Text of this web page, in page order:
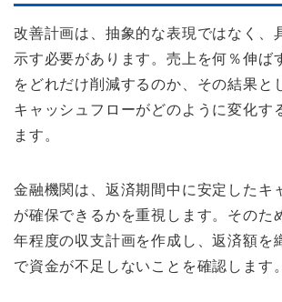
改善計画は、抽象的な表現ではなく、
示す必要があります。売上を何％伸ば
をどれだけ削減するのか、その結果と
キャッシュフローがどのように変化す
ます。
金融機関は、返済期間中に安定したキ
が確保できるかを重視します。そのた
年程度の収支計画を作成し、返済額を
で資金が不足しないことを確認します。